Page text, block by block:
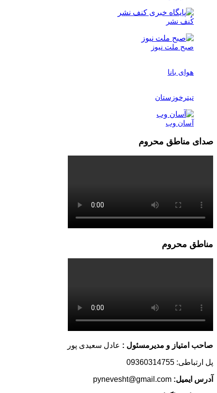
کُنف نشر
صبح ملت نیوز
هوای بانا
تیترخوزستان
آسان وب
صدای مناطق محروم
مناطق محروم
صاحب امتیاز و مدیرمسئول : عادل سعیدی پور
پل ارتباطی: 09360314755
آدرس ایمیل: